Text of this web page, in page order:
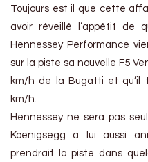
Toujours est il que cette
avoir réveillé l’appétit de
Hennessey Performance
sur la piste sa nouvelle F5
km/h de la Bugatti et qu’il
km/h.
Hennessey ne sera pas
Koenigsegg a lui aussi
prendrait la piste dans